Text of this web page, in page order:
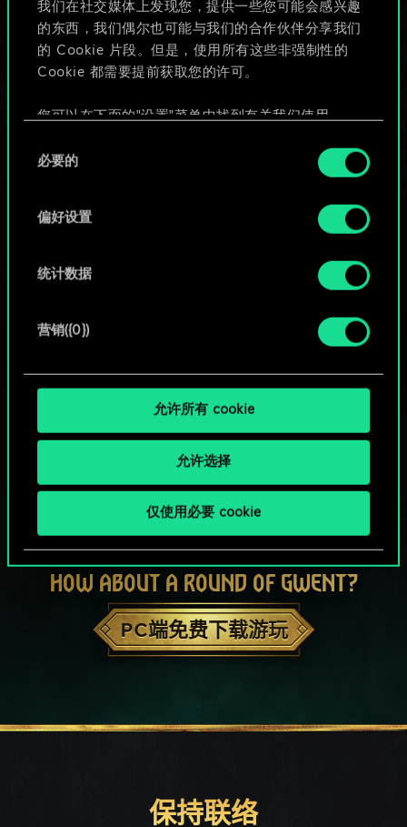
我们在社交媒体上发现您，提供一些您可能会感兴趣
的东西，我们偶尔也可能与我们的合作伙伴分享我们
的 Cookie 片段。但是，使用所有这些非强制性的
Cookie 都需要提前获取您的许可。
您可以在下面的"设置"菜单中找到有关我们使用
好。一旦您了解了其中的内容并准备好继续，请点
必要的
偏好设置
统计数据
营销({0})
允许所有 cookie
允许选择
仅使用必要 cookie
给牌组命名并撰写攻略
编辑牌组
HOW ABOUT A ROUND OF GWENT?
PC端免费下载游玩
保持联络